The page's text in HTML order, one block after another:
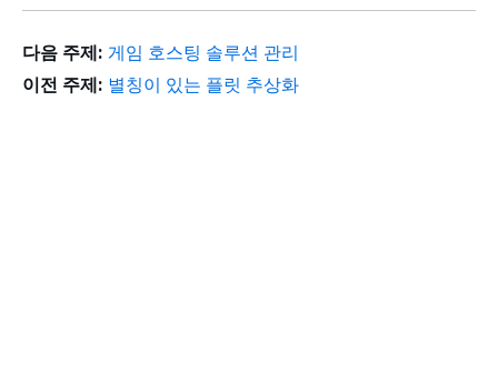
다음 주제: 게임 호스팅 솔루션 관리
이전 주제: 별칭이 있는 플릿 추상화